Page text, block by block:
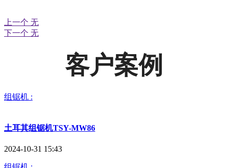
上一个 无
下一个 无
客户案例
组锯机 :
土耳其组锯机TSY-MW86
2024-10-31 15:43